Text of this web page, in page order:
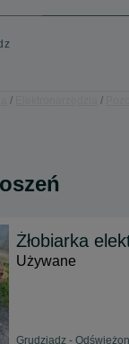
Żłobiarka
Używane
Grudziądz -